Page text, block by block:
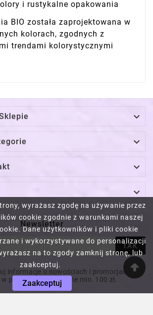
wyrażasz zgodę na używanie przez
cookie zgodnie z warunkami naszej
Dane użytkowników i pliki cookie
i wykorzystywane do personalizacji
na to zgody zamknij stronę, lub
zaakceptuj.
Zaakceptuj
i rustykalne opakowania
BIO została zaprojektowana w
kolorach, zgodnych z
trendami kolorystycznymi




Newsletter
TAK
informacje o nowościach i promocjach! Na
prezencie! Za wydane min. 100 zł.